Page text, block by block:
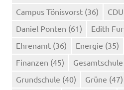
Campus Tönisvorst (36) CDU
Daniel Ponten (61) Edith
Ehrenamt (36) Energie (35)
Finanzen (45) Gesamtschule
Grundschule (40) Grüne (47)